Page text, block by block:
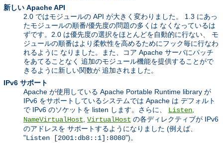
新しい Apache API
2.0 ではモジュールの API が大きく変わりました。 1.3 にあっ
たモジュールの順番/優先度の問題の多くは なくなっているは
ずです。2.0 は優先度の選択をほとんどを自動的に行ない、 モ
ジュールの順番はより柔軟性を高めるためにフック毎に行なわ
れるように なりました。また、コア Apache サーバにパッチ
をあてることなく 追加のモジュール機能を提供することがで
きるように新しい関数が 追加されました。
IPv6 サポート
Apache が使用している Apache Portable Runtime library が
IPv6 をサポートしているシステムでは Apache は デフォルト
で IPv6 のソケットを listen します。さらに、 Listen
NameVirtualHost VirtualHost の各ディレクティブが IPv6
のアドレスを サポートするようになりました (例えば、
"Listen [2001:db8::1]:8080")。